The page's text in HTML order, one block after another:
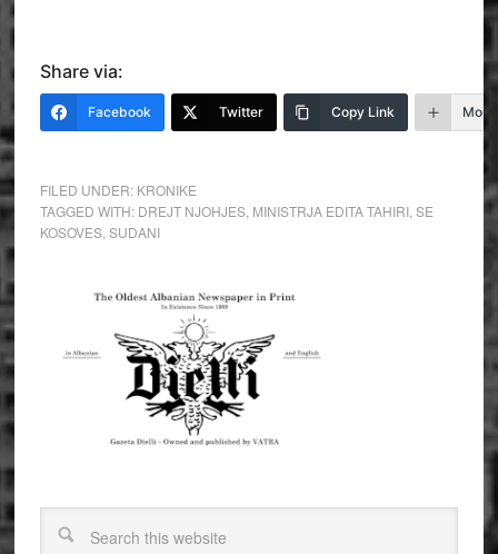
Share via:
Facebook Twitter Copy Link More
FILED UNDER: KRONIKE
TAGGED WITH: DREJT NJOHJES, MINISTRJA EDITA TAHIRI, SE
KOSOVES, SUDANI